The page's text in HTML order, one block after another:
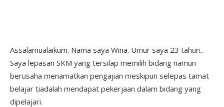
Assalamualaikum. Nama saya Wina. Umur saya 23 tahun..
Saya lepasan SKM yang tersilap memilih bidang namun
berusaha menamatkan pengajian meskipun selepas tamat
belajar tiadalah mendapat pekerjaan dalam bidang yang
dipelajari.